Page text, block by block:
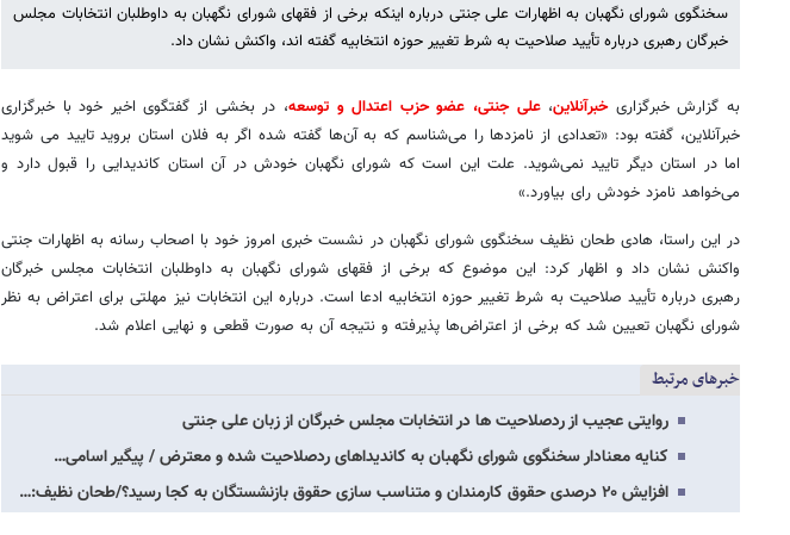
سخنگوی شورای نگهبان به اظهارات علی جنتی درباره اینکه برخی از فقهای شورای نگهبان به داوطلبان انتخابات مجلس
خبرگان رهبری درباره تأیید صلاحیت به شرط تغییر حوزه انتخابیه گفته اند، واکنش نشان داد.
به گزارش خبرگزاریخبرآنلاین،علی جنتی، عضو حزب اعتدال و توسعه، در بخشی از گفتگوی اخیر خود با خبرگزاری
خبرآنلاین، گفته بود: «تعدادی از نامزدها را می‌شناسم که به آن‌ها گفته شده اگر به فلان استان بروید تایید می شوید
اما در استان دیگر تایید نمی‌شوید. علت این است که شورای نگهبان خودش در آن استان کاندیدایی را قبول دارد و
می‌خواهد نامزد خودش رای بیاورد.»
در این راستا، هادی طحان نظیف سخنگوی شورای نگهبان در نشست خبری امروز خود با اصحاب رسانه به اظهارات جنتی
واکنش نشان داد و اظهار کرد: این موضوع که برخی از فقهای شورای نگهبان به داوطلبان انتخابات مجلس خبرگان
رهبری درباره تأیید صلاحیت به شرط تغییر حوزه انتخابیه ادعا است. درباره این انتخابات نیز مهلتی برای اعتراض به نظر
شورای نگهبان تعیین شد که برخی از اعتراض‌ها پذیرفته و نتیجه آن به صورت قطعی و نهایی اعلام شد.
خبرهای مرتبط
روایتی عجیب از ردصلاحیت ها در انتخابات مجلس خبرگان از زبان علی جنتی
کنایه معنادار سخنگوی شورای نگهبان به کاندیداهای ردصلاحیت شده و معترض / پیگیر اسامی…
افزایش ۲۰ درصدی حقوق کارمندان و متناسب سازی حقوق بازنشستگان به کجا رسید؟/طحان نظیف:…